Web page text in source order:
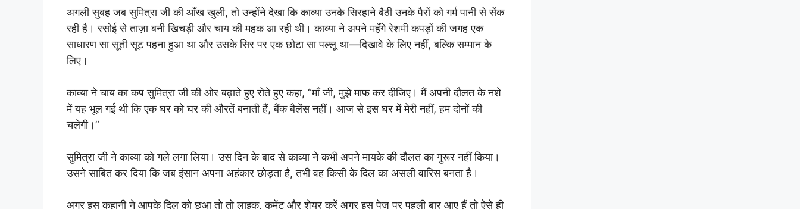
अगली सुबह जब सुमित्रा जी की आँख खुली, तो उन्होंने देखा कि काव्या उनके सिरहाने बैठी उनके पैरों को गर्म पानी से सेंक
रही है। रसोई से ताज़ा बनी खिचड़ी और चाय की महक आ रही थी। काव्या ने अपने महँगे रेशमी कपड़ों की जगह एक
साधारण सा सूती सूट पहना हुआ था और उसके सिर पर एक छोटा सा पल्लू था—दिखावे के लिए नहीं, बल्कि सम्मान के
लिए।
काव्या ने चाय का कप सुमित्रा जी की ओर बढ़ाते हुए रोते हुए कहा, “माँ जी, मुझे माफ कर दीजिए। मैं अपनी दौलत के नशे
में यह भूल गई थी कि एक घर को घर की औरतें बनाती हैं, बैंक बैलेंस नहीं। आज से इस घर में मेरी नहीं, हम दोनों की
चलेगी।”
सुमित्रा जी ने काव्या को गले लगा लिया। उस दिन के बाद से काव्या ने कभी अपने मायके की दौलत का गुरूर नहीं किया।
उसने साबित कर दिया कि जब इंसान अपना अहंकार छोड़ता है, तभी वह किसी के दिल का असली वारिस बनता है।
अगर इस कहानी ने आपके दिल को छुआ तो तो लाइक, कमेंट और शेयर करें अगर इस पेज पर पहली बार आए हैं तो ऐसे ही